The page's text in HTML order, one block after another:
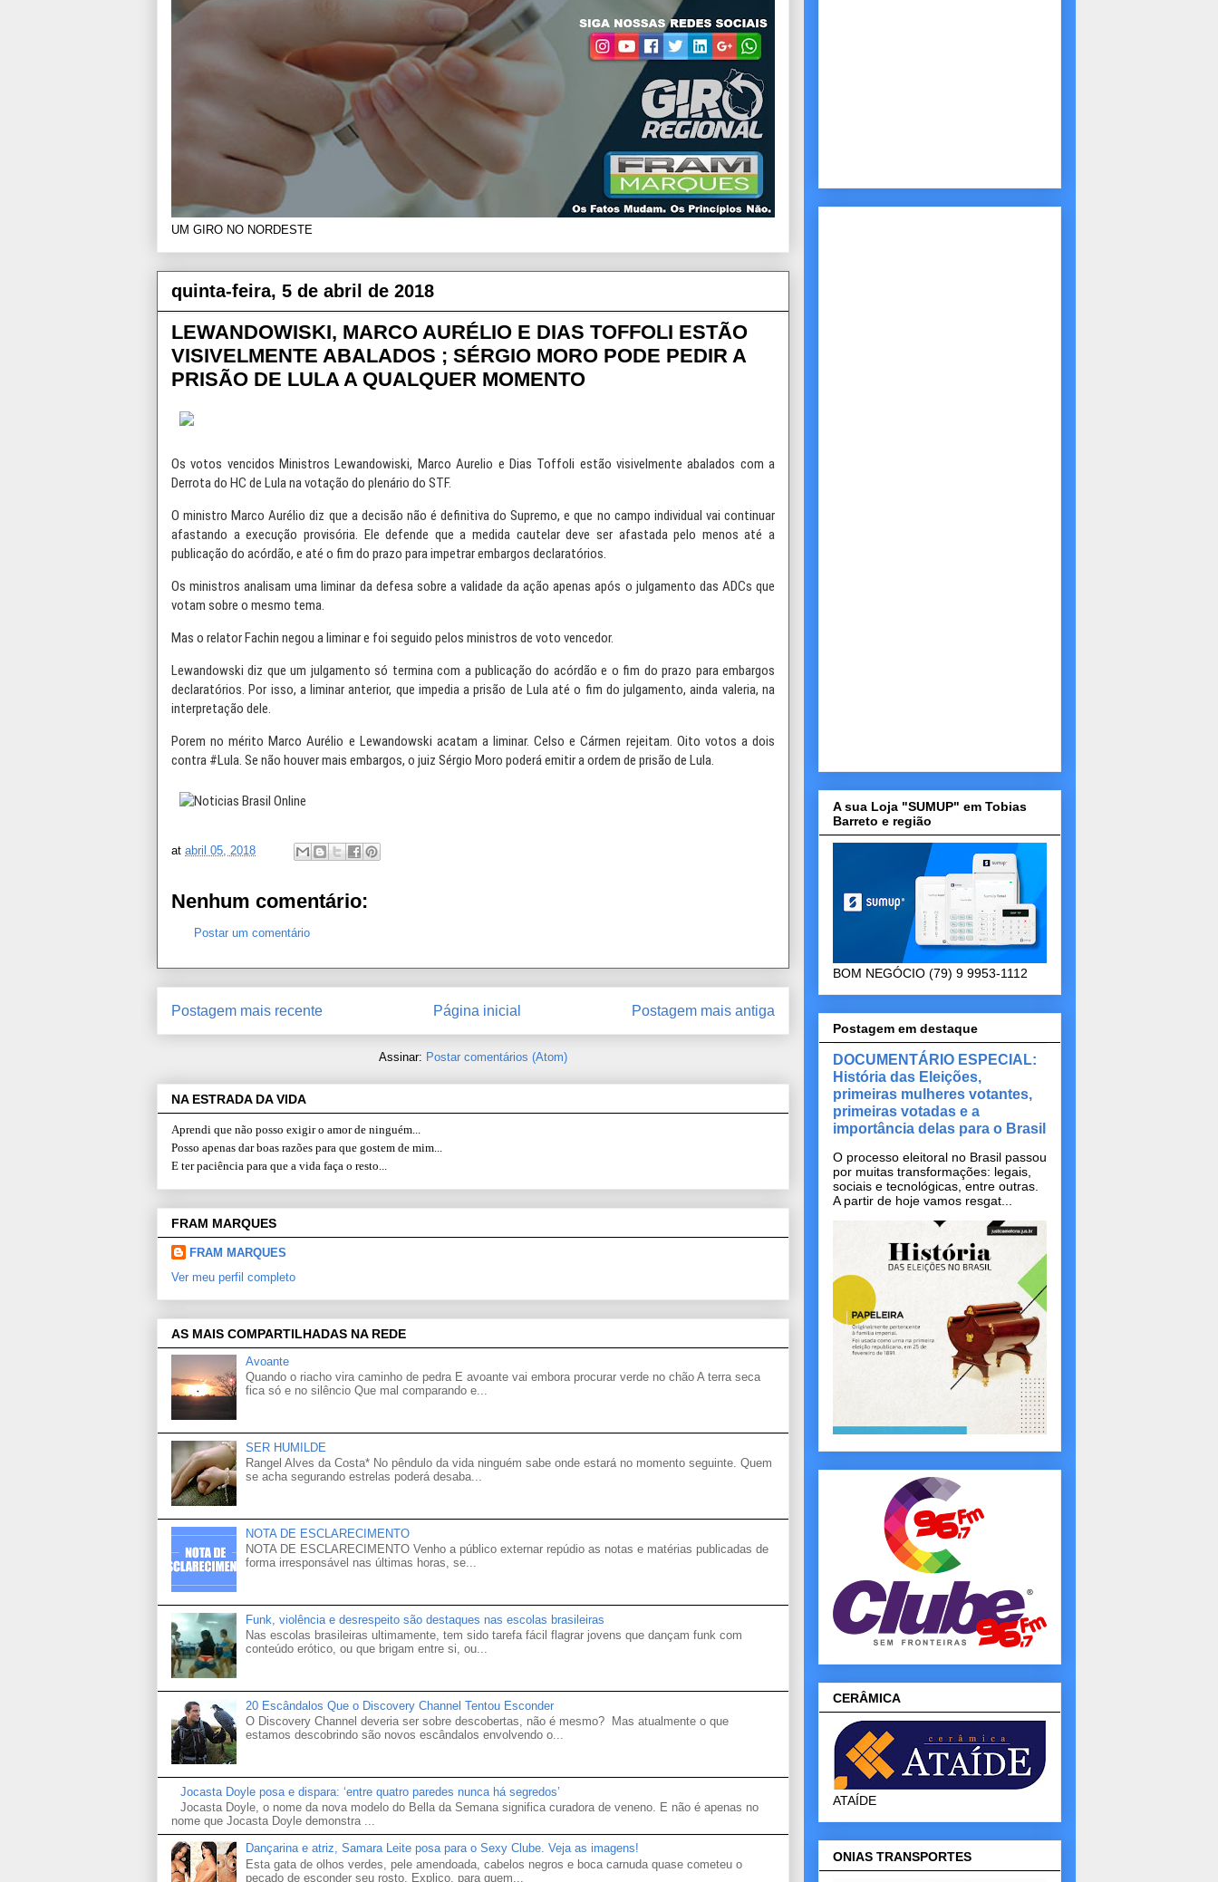
UM GIRO NO NORDESTE
quinta-feira, 5 de abril de 2018
LEWANDOWISKI, MARCO AURÉLIO E DIAS TOFFOLI ESTÃO
VISIVELMENTE ABALADOS ; SÉRGIO MORO PODE PEDIR A
PRISÃO DE LULA A QUALQUER MOMENTO
Os votos vencidos Ministros Lewandowiski, Marco Aurelio e Dias Toffoli estão visivelmente abalados com a
Derrota do HC de Lula na votação do plenário do STF.
O ministro Marco Aurélio diz que a decisão não é definitiva do Supremo, e que no campo individual vai continuar
afastando a execução provisória. Ele defende que a medida cautelar deve ser afastada pelo menos até a
publicação do acórdão, e até o fim do prazo para impetrar embargos declaratórios.
Os ministros analisam uma liminar da defesa sobre a validade da ação apenas após o julgamento das ADCs que
votam sobre o mesmo tema.
Mas o relator Fachin negou a liminar e foi seguido pelos ministros de voto vencedor.
Lewandowski diz que um julgamento só termina com a publicação do acórdão e o fim do prazo para embargos
declaratórios. Por isso, a liminar anterior, que impedia a prisão de Lula até o fim do julgamento, ainda valeria, na
interpretação dele.
Porem no mérito Marco Aurélio e Lewandowski acatam a liminar. Celso e Cármen rejeitam. Oito votos a dois
contra #Lula. Se não houver mais embargos, o juiz Sérgio Moro poderá emitir a ordem de prisão de Lula.
at abril 05, 2018
Nenhum comentário:
Postar um comentário
Postagem mais recente Postagem mais antiga
Página inicial
Assinar: Postar comentários (Atom)
NA ESTRADA DA VIDA
Aprendi que não posso exigir o amor de ninguém...
Posso apenas dar boas razões para que gostem de mim...
E ter paciência para que a vida faça o resto...
FRAM MARQUES
FRAM MARQUES
Ver meu perfil completo
AS MAIS COMPARTILHADAS NA REDE
Avoante
Quando o riacho vira caminho de pedra E avoante vai embora procurar verde no chão A terra seca
fica só e no silêncio Que mal comparando e...
SER HUMILDE
Rangel Alves da Costa* No pêndulo da vida ninguém sabe onde estará no momento seguinte. Quem
se acha segurando estrelas poderá desaba...
NOTA DE ESCLARECIMENTO
NOTA DE ESCLARECIMENTO Venho a público externar repúdio as notas e matérias publicadas de
forma irresponsável nas últimas horas, se...
Funk, violência e desrespeito são destaques nas escolas brasileiras
Nas escolas brasileiras ultimamente, tem sido tarefa fácil flagrar jovens que dançam funk com
conteúdo erótico, ou que brigam entre si, ou...
20 Escândalos Que o Discovery Channel Tentou Esconder
O Discovery Channel deveria ser sobre descobertas, não é mesmo? Mas atualmente o que
estamos descobrindo são novos escândalos envolvendo o...
Jocasta Doyle posa e dispara: ‘entre quatro paredes nunca há segredos’
Jocasta Doyle, o nome da nova modelo do Bella da Semana significa curadora de veneno. E não é apenas no
nome que Jocasta Doyle demonstra ...
Dançarina e atriz, Samara Leite posa para o Sexy Clube. Veja as imagens!
Esta gata de olhos verdes, pele amendoada, cabelos negros e boca carnuda quase cometeu o
pecado de esconder seu rosto. Explico, para quem...
A sua Loja "SUMUP" em Tobias
Barreto e região
BOM NEGÓCIO (79) 9 9953-1112
Postagem em destaque
DOCUMENTÁRIO ESPECIAL:
História das Eleições,
primeiras mulheres votantes,
primeiras votadas e a
importância delas para o Brasil
O processo eleitoral no Brasil passou
por muitas transformações: legais,
sociais e tecnológicas, entre outras.
A partir de hoje vamos resgat...
CERÂMICA
ATAÍDE
ONIAS TRANSPORTES